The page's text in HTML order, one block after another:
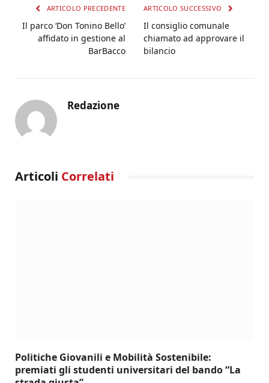
ARTICOLO PRECEDENTE
Il parco ‘Don Tonino Bello’
affidato in gestione al
BarBacco
ARTICOLO SUCCESSIVO
Il consiglio comunale
chiamato ad approvare il
bilancio
Redazione
Articoli Correlati
Politiche Giovanili e Mobilità Sostenibile:
premiati gli studenti universitari del bando “La